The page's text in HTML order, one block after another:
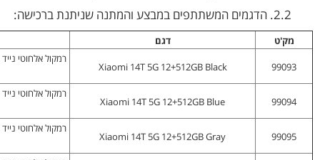
2.2. הדגמים המשתתפים במבצע והמתנה שניתנת ברכישה:
מק'ט דגם
99093
Xiaomi 14T 5G 12+512GB Black
99094
Xiaomi 14T 5G 12+512GB Blue
99095
Xiaomi 14T 5G 12+512GB Gray